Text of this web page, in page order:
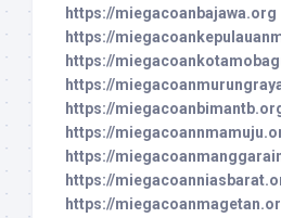
https://miegacoanbajawa.org
https://
https://
https://
https://
https://
https://
https://
https://